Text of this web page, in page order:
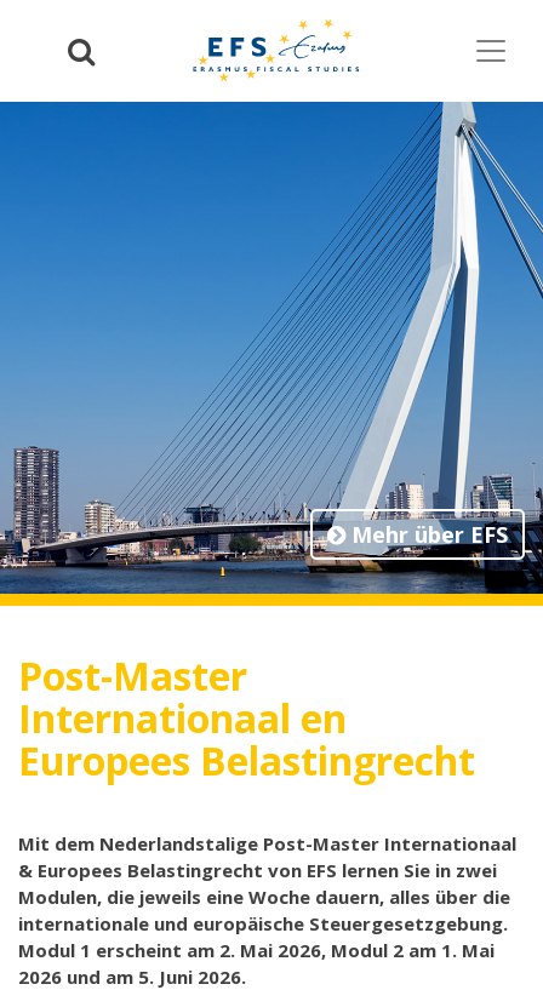
Mehr über EFS
Post-Master
Internationaal en
Europees Belastingrecht
Mit dem Nederlandstalige Post-Master Internationaal
& Europees Belastingrecht von EFS lernen Sie in zwei
Modulen, die jeweils eine Woche dauern, alles über die
internationale und europäische Steuergesetzgebung.
Modul 1 erscheint am 2. Mai 2026, Modul 2 am 1. Mai
2026 und am 5. Juni 2026.